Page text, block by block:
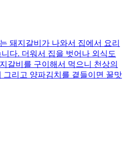
돼지갈비가 나와서 집에서 요리
다. 더워서 집을 벗어나 외식도
갈비를 구이해서 먹으니 천상의
그리고 양파김치를 곁들이면 꿀맛